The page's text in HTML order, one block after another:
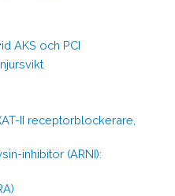
AKS och PCI
II receptorblockerare,
inhibitor (ARNI):